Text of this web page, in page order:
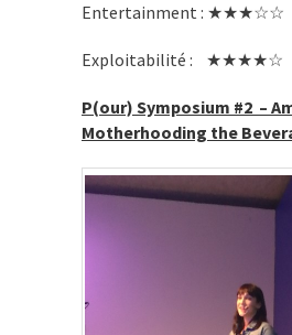
Entertainment : ★★★☆☆
Exploitabilité : ★★★★☆
P(our) Symposium #2 –
Motherhooding the